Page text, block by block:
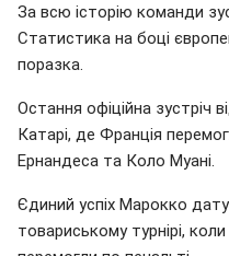
За всю історію команди
Статистика на боці
поразка.
Остання офіційна зустріч
Катарі, де Франція
Ернандеса та Коло Муані.
Єдиний успіх Марокко
товариському турнірі, коли